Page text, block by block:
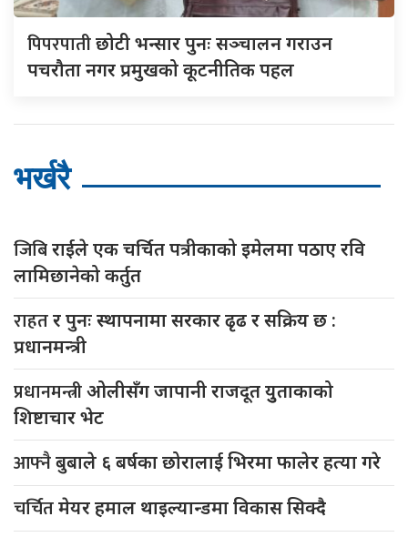
पिपरपातीछोटी भन्सार पुनः सञ्चालन गराउन
पचरौता नगर प्रमुखको कूटनीतिक पहल
भर्खरै
जिबिराईले एक चर्चित पत्रीकाको इमेलमा पठाए रवि
लामिछानेको कर्तुत
राहतर पुनः स्थापनामा सरकार ढृढ र सक्रिय छ :
प्रधानमन्त्री
प्रधानमन्त्रीओलीसँग जापानी राजदूत युुताकाको
शिष्टाचार भेट
आफ्नैबुबाले ६ बर्षका छोरालाई भिरमा फालेर हत्या गरे
चर्चितमेयर हमाल थाइल्यान्डमा विकास सिक्दै